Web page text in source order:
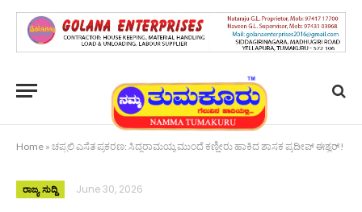
Home » ಚಪ್ಪಲಿ ಎಸೆತ ಪ್ರಕರಣ: ಸಿದ್ದರಾಮಯ್ಯ ಮುಂದೆ ಕಣ್ಣೀರು ಹಾಕಿದ ಶಾಸಕ ಪ್ರದೀಪ್ ಈಶ್ವರ್!
ರಾಜ್ಯ ಸುದ್ದಿ June 30, 2026